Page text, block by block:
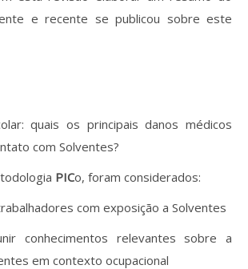
e recente se publicou sobre este
quais os principais danos médicos
com Solventes?
PICo, foram considerados:
com exposição a Solventes
conhecimentos relevantes sobre a
em contexto ocupacional